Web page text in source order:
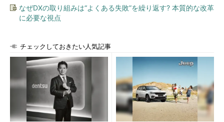
なぜDXの取り組みは“よくある失敗”を繰り返す? 本質的な改革
に必要な視点
チェックしておきたい人気記事